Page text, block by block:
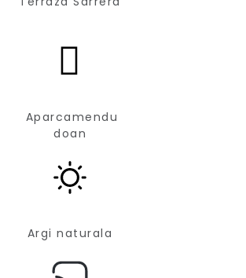
Aparcamendu
doan
Argi naturala